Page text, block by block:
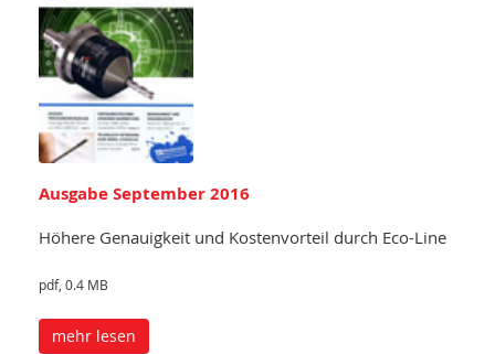
Ausgabe September 2016
Höhere Genauigkeit und Kostenvorteil durch Eco-Line
pdf, 0.4 MB
mehr lesen